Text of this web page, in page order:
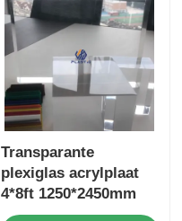
Transparante
plexiglas acrylplaat
4*8ft 1250*2450mm
helder acrylplaat